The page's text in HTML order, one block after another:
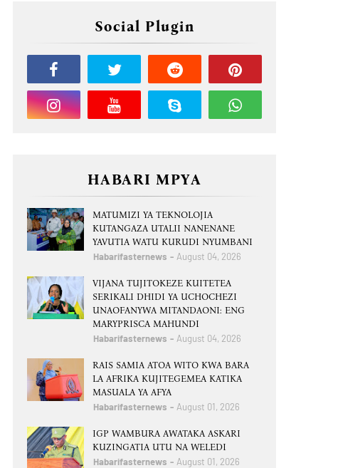
Social Plugin
HABARI MPYA
MATUMIZI YA TEKNOLOJIA
KUTANGAZA UTALII NANENANE
YAVUTIA WATU KURUDI NYUMBANI
Habarifasternews August 04, 2026
VIJANA TUJITOKEZE KUITETEA
SERIKALI DHIDI YA UCHOCHEZI
UNAOFANYWA MITANDAONI: ENG
MARYPRISCA MAHUNDI
Habarifasternews August 04, 2026
RAIS SAMIA ATOA WITO KWA BARA
LA AFRIKA KUJITEGEMEA KATIKA
MASUALA YA AFYA
Habarifasternews August 01, 2026
IGP WAMBURA AWATAKA ASKARI
KUZINGATIA UTU NA WELEDI
Habarifasternews August 01, 2026